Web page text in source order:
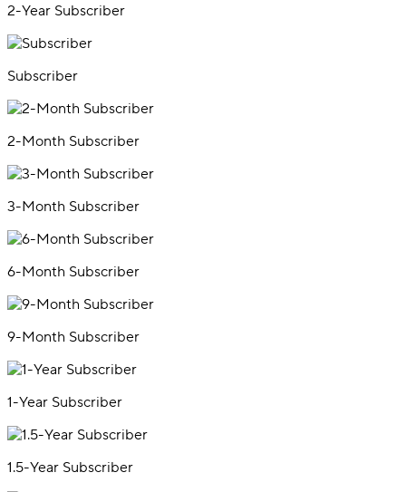
2-Year Subscriber
Subscriber
2-Month Subscriber
3-Month Subscriber
6-Month Subscriber
9-Month Subscriber
1-Year Subscriber
1.5-Year Subscriber